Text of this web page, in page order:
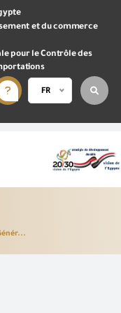
et du commerce
pour le Contrôle des
FR